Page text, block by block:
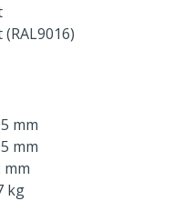
(RAL9016)
mm
mm
mm
kg